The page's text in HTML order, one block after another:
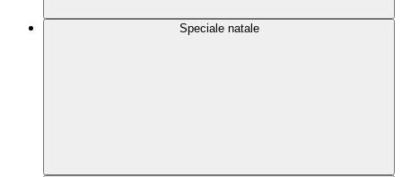
Speciale natale